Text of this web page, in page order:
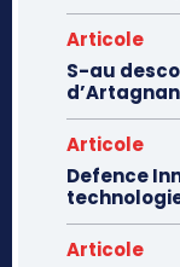
Articole
S-au
Articole
Defence
Articole